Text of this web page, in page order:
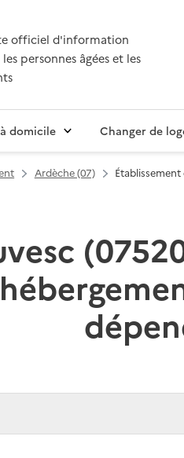
officiel d'information
personnes âgées et les
domicile Changer de
Ardèche (07)